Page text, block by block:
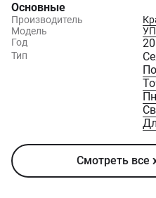
Основные
Производитель
Модель
Год
Тип
Смотреть все